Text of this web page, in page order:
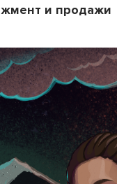
и продажи